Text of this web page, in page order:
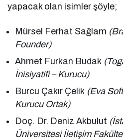
yapacak olan isimler şöyle;
Mürsel Ferhat Sağlam
Founder)
Ahmet Furkan Budak
İnisiyatifi – Kurucu)
Burcu Çakır Çelik (Eva
Kurucu Ortak)
Doç. Dr. Deniz Akbulut
Üniversitesi İletişim